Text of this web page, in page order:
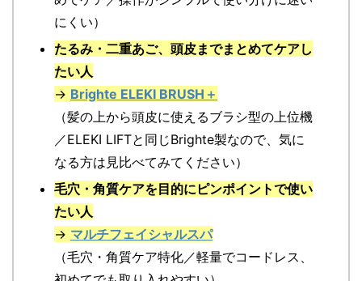
にくい）
たるみ・二重あご、頭皮までまとめてケアし
たい人
→ Brighte ELEKI BRUSH＋
（髪の上から頭皮に使えるブラシ型の上位機
／ELEKI LIFTと同じBrighte製なので、気に
なる方は見比べてみてください）
毛穴・角質ケアを目的にピンポイントで使い
たい人
→ マルチフェイシャルスパ
（毛穴・角質ケア特化／軽量でコードレス、